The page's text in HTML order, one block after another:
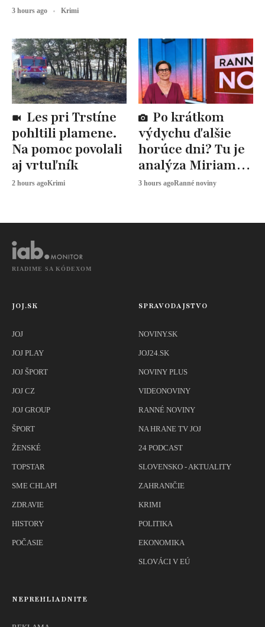
pohltili plamene.
Na pomoc povolali
aj vrtuľník
2 hours agoKrimi
výdychu ďalšie
horúce dni? Tu je
analýza Miriam
JAROŠOVEJ
3 hours agoRanné noviny
3 hours ago Krimi
RIADIME SA KÓDEXOM
JOJ.SK
JOJ
JOJ PLAY
JOJ ŠPORT
JOJ CZ
JOJ GROUP
ŠPORT
ŽENSKÉ
TOPSTAR
SME CHLAPI
ZDRAVIE
HISTORY
POČASIE
SPRAVODAJSTVO
NOVINY.SK
JOJ24.SK
NOVINY PLUS
VIDEONOVINY
RANNÉ NOVINY
NA HRANE TV JOJ
24 PODCAST
SLOVENSKO - AKTUALITY
ZAHRANIČIE
KRIMI
POLITIKA
EKONOMIKA
SLOVÁCI V EÚ
NEPREHLIADNITE